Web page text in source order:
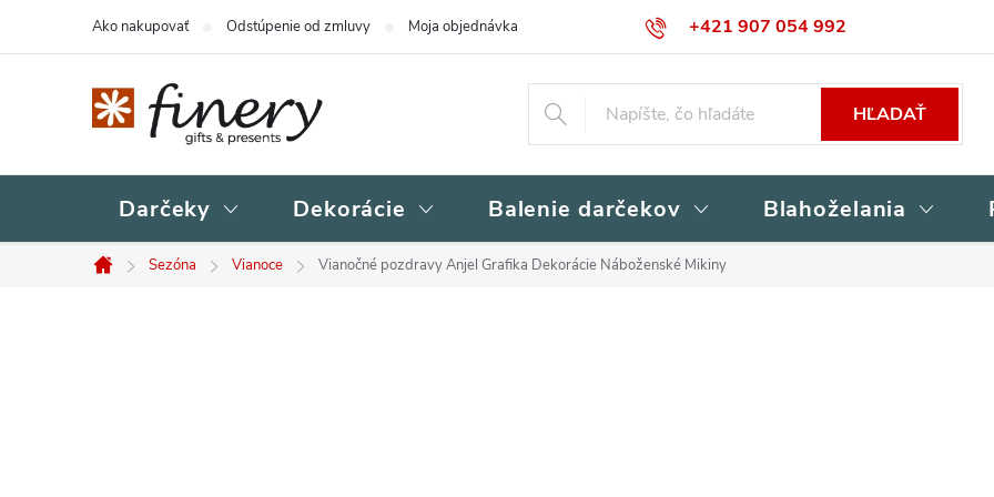
+421 907 054 992
Ako nakupovať Odstúpenie od zmluvy Moja objednávka Obchodné podmienky Podmienky ochrany
HĽADAŤ
Darčeky Dekorácie Balenie darčekov Blahoželania
Domov
Sezóna Vianoce Vianočné pozdravy Anjel Grafika Dekorácie Náboženské Mikiny